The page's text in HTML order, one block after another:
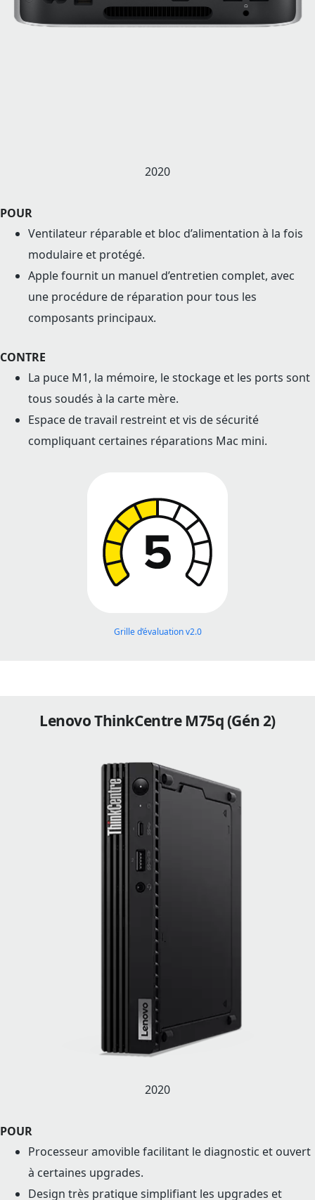
2020
POUR
Ventilateur réparable et bloc d’alimentation à la fois
modulaire et protégé.
Apple fournit un manuel d’entretien complet, avec
une procédure de réparation pour tous les
composants principaux.
CONTRE
La puce M1, la mémoire, le stockage et les ports sont
tous soudés à la carte mère.
Espace de travail restreint et vis de sécurité
compliquant certaines réparations Mac mini.
Grille d’évaluation v2.0
Lenovo ThinkCentre M75q (Gén 2)
2020
POUR
Processeur amovible facilitant le diagnostic et ouvert
à certaines upgrades.
Design très pratique simplifiant les upgrades et